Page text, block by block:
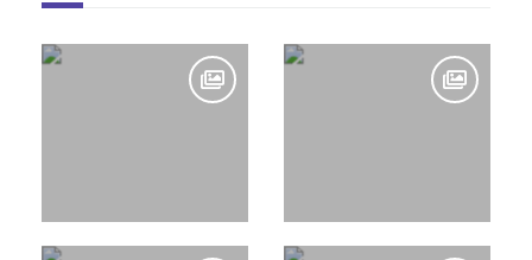
bir gün resmi (idari) izinlerini kullanabilecekleri
belirtiliyor.
Sözleşmede memurların sosyal ve mali haklarında
HABER GÖRSELLERİ